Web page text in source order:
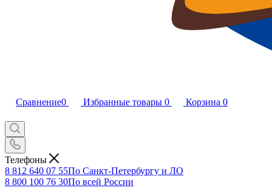
Сравнение0 Избранные товары 0 Корзина 0
Телефоны
8 812 640 07 55По Санкт-Петербургу и ЛО
8 800 100 76 30По всей России